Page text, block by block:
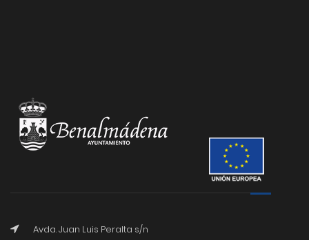
Avda. Juan Luis Peralta s/n